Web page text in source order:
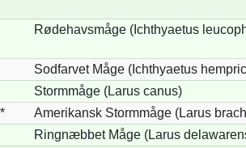
Rødehavsmåge (Ichthyaetus
Sodfarvet Måge (Ichthyaetus
Stormmåge (Larus canus)
*
Amerikansk Stormmåge (Larus
Ringnæbbet Måge (Larus